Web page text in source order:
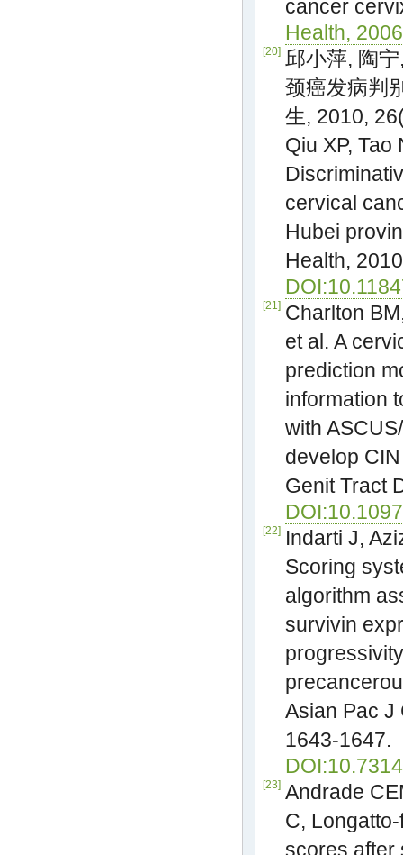
cancer
Health,
[20] 邱小萍, 陶
颈癌发病判
生, 2010,
Qiu XP, Tao
cervical
Hubei
Health,
[21] Charlton
et al. A
prediction
information
with
develop
Genit Tract
[22] Indarti J,
Scoring
algorithm
survivin
Asian Pac J
1643-1647.
[23] Andrade
C,
scores after